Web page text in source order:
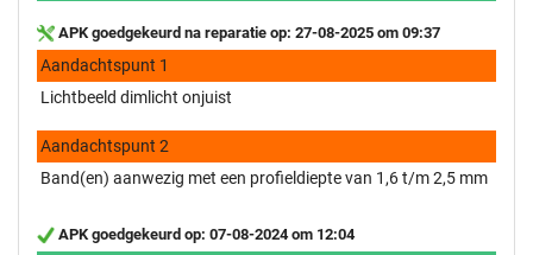
APK goedgekeurd na reparatie op: 27-08-2025 om 09:37
Aandachtspunt 1
Lichtbeeld dimlicht onjuist
Aandachtspunt 2
Band(en) aanwezig met een profieldiepte van 1,6 t/m 2,5 mm
APK goedgekeurd op: 07-08-2024 om 12:04